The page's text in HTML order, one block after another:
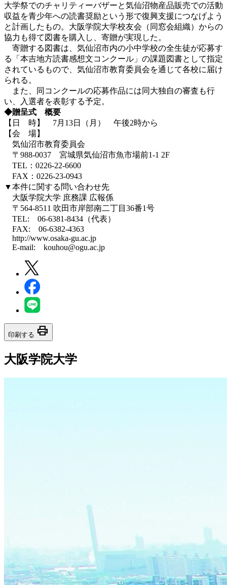
大学祭でのチャリティーバザーと気仙沼物産品販売での活動
収益を青少年への読書奨励という形で復興支援につなげよう
と計画したもの。大阪学院大学校友会（同窓会組織）からの
協力も得て図書を購入し、寄贈が実現した。
寄贈する図書は、気仙沼市内の小中学校の全生徒が応募す
る「本吉地方読書感想文コンクール」の課題図書として指定
されているもので、気仙沼市教育委員会を通じて各校に届け
られる。
また、同コンクールの応募作品には同大独自の審査も行
い、入選者を表彰する予定。
◆贈呈式 概要
【日 時】 7月13日（月） 午後2時から
【会 場】
気仙沼市教育委員会
〒988-0037 宮城県気仙沼市魚市場前1-1 2F
TEL：0226-22-6600
FAX：0226-23-0943
▼本件に関する問い合わせ先
大阪学院大学 庶務課 広報係
〒564-8511 吹田市岸部南二丁目36番1号
TEL: 06-6381-8434（代表）
FAX: 06-6382-4363
http://www.osaka-gu.ac.jp
E-mail: kouhou@ogu.ac.jp
印刷する print
大阪学院大学